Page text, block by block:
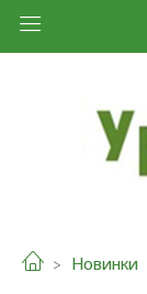
Новинки